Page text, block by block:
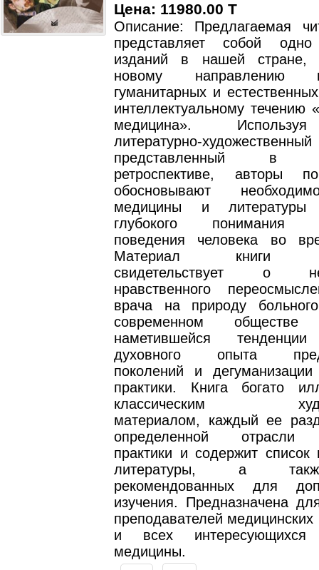
Цена: 11980.00 T
Описание: Предлагаемая
представляет собой
изданий в нашей стране,
новому направлению
гуманитарных и
интеллектуальному течению
медицина».
литературно-
представленный в
ретроспективе, авторы
обосновывают
медицины и
глубокого понимания
поведения человека во
Материал книги
свидетельствует о
нравственного
врача на природу
современном
наметившейся
духовного опыта
поколений и
практики. Книга богато
классическим
материалом, каждый ее
определенной отрасли
практики и содержит список
литературы, а
рекомендованных для
изучения. Предназначена
преподавателей медицинских
и всех интересующихся
медицины.